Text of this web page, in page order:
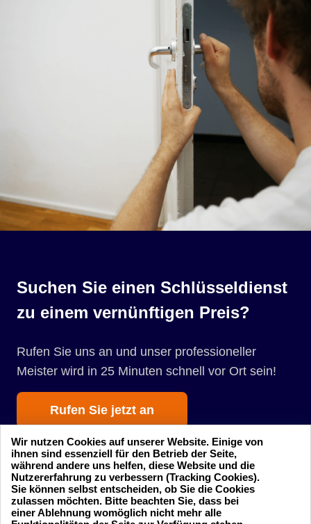
Suchen Sie einen Schlüsseldienst
zu einem vernünftigen Preis?
Rufen Sie uns an und unser professioneller
Meister wird in 25 Minuten schnell vor Ort sein!
Rufen Sie jetzt an
Startseite Einsatzgebiete
24 Stunden am Tag
Wir nutzen Cookies auf unserer Website. Einige von
ihnen sind essenziell für den Betrieb der Seite,
während andere uns helfen, diese Website und die
Nutzererfahrung zu verbessern (Tracking Cookies).
Sie können selbst entscheiden, ob Sie die Cookies
zulassen möchten. Bitte beachten Sie, dass bei
einer Ablehnung womöglich nicht mehr alle